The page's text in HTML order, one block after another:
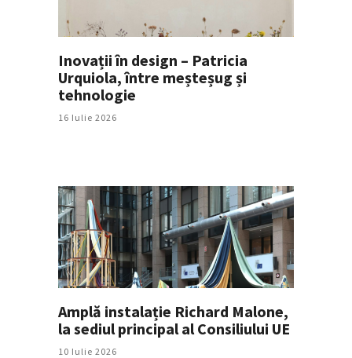
Inovații în design – Patricia
Urquiola, între meșteșug și
tehnologie
16 Iulie 2026
Amplă instalație Richard Malone,
la sediul principal al Consiliului UE
10 Iulie 2026